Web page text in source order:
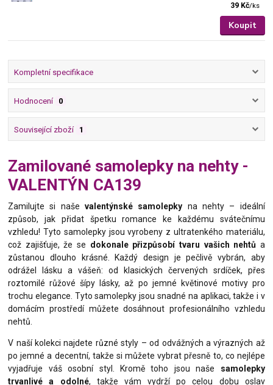
39 Kč/ks
Koupit
Kompletní specifikace
Hodnocení 0
Související zboží 1
Zamilované samolepky na nehty -
VALENTÝN CA139
Zamilujte si naševalentýnské samolepky na nehty – ideální
způsob, jak přidat špetku romance ke každému svátečnímu
vzhledu! Tyto samolepky jsou vyrobeny z ultratenkého materiálu,
což zajišťuje, že se dokonale přizpůsobí tvaru vašich nehtů a
zůstanou dlouho krásné. Každý design je pečlivě vybrán, aby
odrážel lásku a vášeň: od klasických červených srdíček, přes
roztomilé růžové šípy lásky, až po jemné květinové motivy pro
trochu elegance. Tyto samolepky jsou snadné na aplikaci, takže i v
domácím prostředí můžete dosáhnout profesionálního vzhledu
nehtů.
V naší kolekci najdete různé styly – od odvážných a výrazných až
po jemné a decentní, takže si můžete vybrat přesně to, co nejlépe
vyjadřuje váš osobní styl. Kromě toho jsou naše samolepky
trvanlivé a odolné, takže vám vydrží po celou dobu oslav